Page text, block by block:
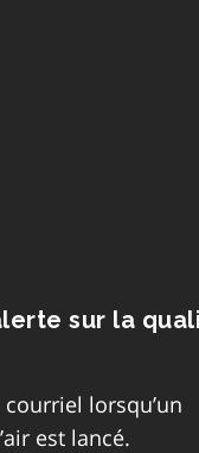
sur la
lorsqu’un
est lancé.